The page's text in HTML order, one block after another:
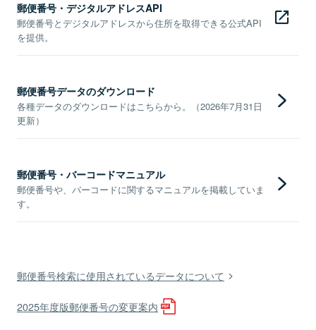
郵便番号・デジタルアドレスAPI
郵便番号とデジタルアドレスから住所を取得できる公式API
を提供。
郵便番号データのダウンロード
各種データのダウンロードはこちらから。（2026年7月31日
更新）
郵便番号・バーコードマニュアル
郵便番号や、バーコードに関するマニュアルを掲載していま
す。
郵便番号検索に使用されているデータについて
2025年度版郵便番号の変更案内